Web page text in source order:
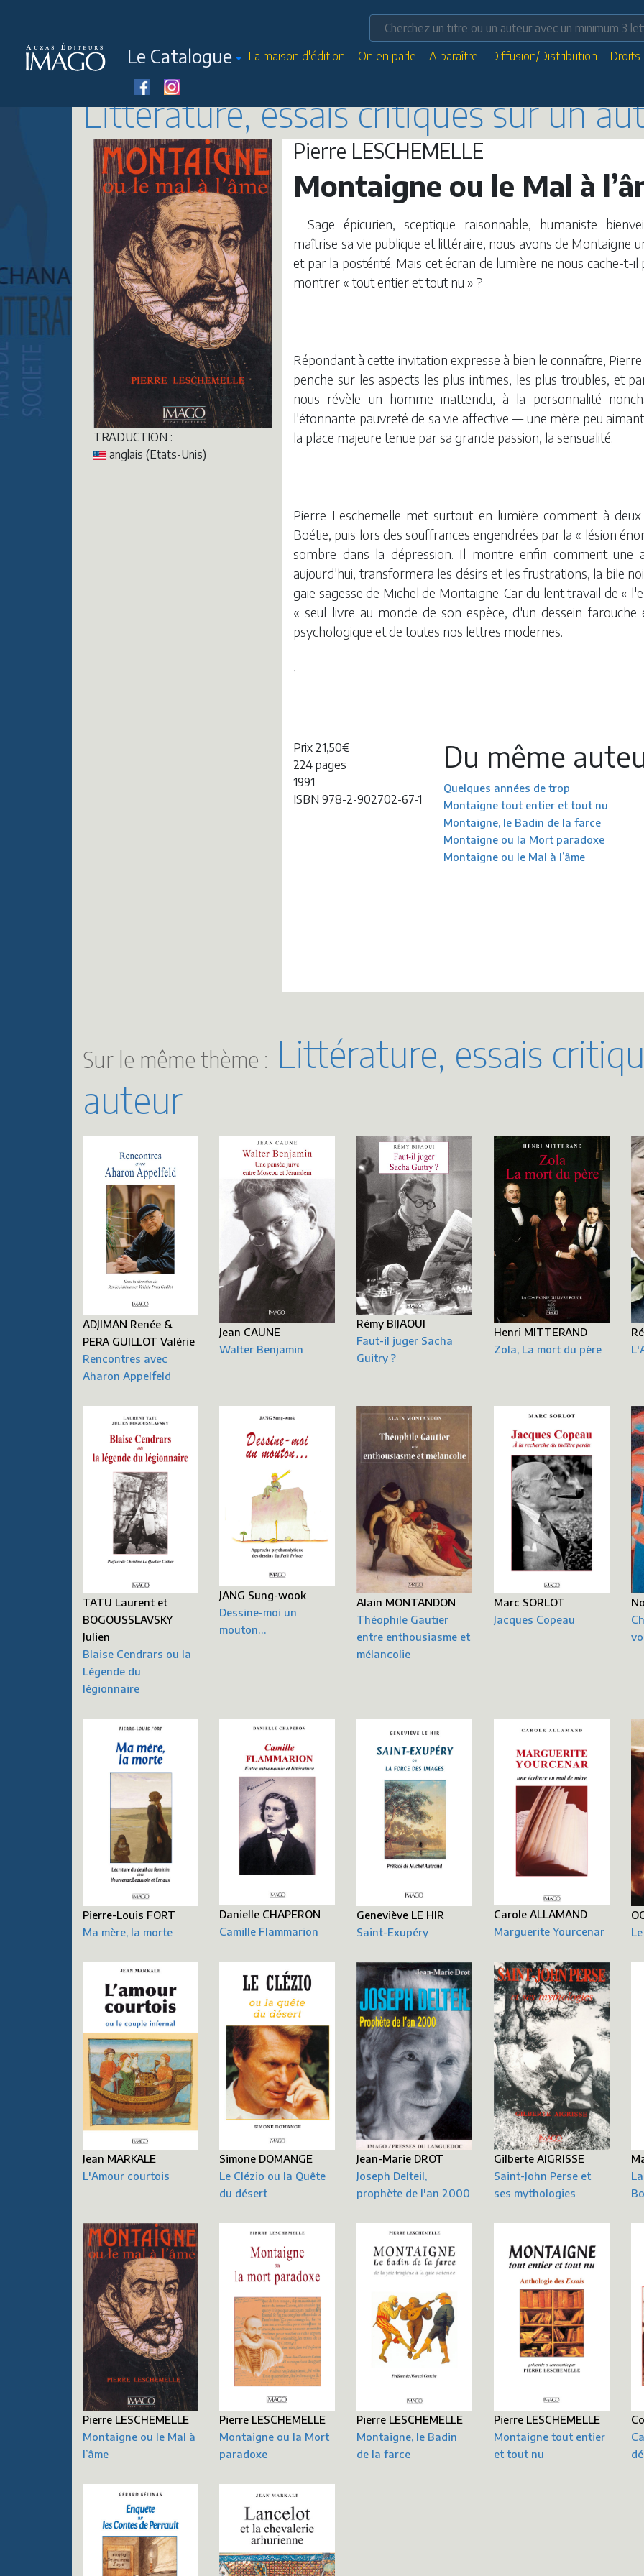
Le Catalogue La maison d'édition On en parle A paraître Diffusion/Distribution Droits
Littérature, essais critiques sur un
TRADUCTION :
anglais (Etats-Unis)
Pierre LESCHEMELLE
Montaigne ou le Mal à
Sage épicurien, sceptique raisonnable, humaniste
maîtrise sa vie publique et littéraire, nous avons de Montaigne
et par la postérité. Mais cet écran de lumière ne nous cache-t-il
montrer « tout entier et tout nu » ?
Répondant à cette invitation expresse à bien le connaître,
penche sur les aspects les plus intimes, les plus troubles, et
nous révèle un homme inattendu, à la personnalité
l'étonnante pauvreté de sa vie affective — une mère peu
la place majeure tenue par sa grande passion, la sensualité.
Pierre Leschemelle met surtout en lumière comment à
Boétie, puis lors des souffrances engendrées par la « lésion
sombre dans la dépression. Il montre enfin comment une
aujourd'hui, transformera les désirs et les frustrations, la bile
gaie sagesse de Michel de Montaigne. Car du lent travail de «
« seul livre au monde de son espèce, d'un dessein
psychologique et de toutes nos lettres modernes.
.
Prix 21,50€
224 pages
1991
ISBN 978-2-902702-67-1
Du même
Quelques années de trop
Montaigne tout entier et tout nu
Montaigne, le Badin de la farce
Montaigne ou la Mort paradoxe
Montaigne ou le Mal à l’âme
Sur le même thème : Littérature, essais
auteur
ADJIMAN Renée &
PERA GUILLOT Valérie
Rencontres avec
Aharon Appelfeld
Jean CAUNE
Walter Benjamin
Rémy BIJAOUI
Faut-il juger Sacha
Guitry ?
Henri MITTERAND
Zola, La mort du père
TATU Laurent et
BOGOUSSLAVSKY
Julien
Blaise Cendrars ou la
Légende du
légionnaire
JANG Sung-wook
Dessine-moi un
mouton…
Alain MONTANDON
Théophile Gautier
entre enthousiasme et
mélancolie
Marc SORLOT
Jacques Copeau
Pierre-Louis FORT
Ma mère, la morte
Danielle CHAPERON
Camille Flammarion
Geneviève LE HIR
Saint-Exupéry
Carole ALLAMAND
Marguerite Yourcenar
Jean MARKALE
L'Amour courtois
Simone DOMANGE
Le Clézio ou la Quête
du désert
Jean-Marie DROT
Joseph Delteil,
prophète de l'an 2000
Gilberte AIGRISSE
Saint-John Perse et
ses mythologies
Pierre LESCHEMELLE
Montaigne ou le Mal à
l’âme
Pierre LESCHEMELLE
Montaigne ou la Mort
paradoxe
Pierre LESCHEMELLE
Montaigne, le Badin
de la farce
Pierre LESCHEMELLE
Montaigne tout entier
et tout nu